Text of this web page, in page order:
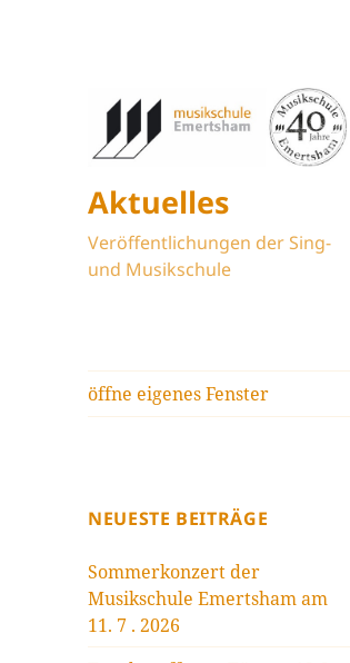
Aktuelles
Veröffentlichungen der Sing-
und Musikschule
öffne eigenes Fenster
NEUESTE BEITRÄGE
Sommerkonzert der
Musikschule Emertsham am
11. 7 . 2026